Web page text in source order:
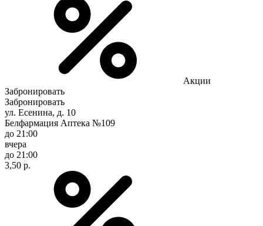
Акции
Забронировать
Забронировать
ул. Есенина, д. 10
Белфармация Аптека №109
до 21:00
вчера
до 21:00
3,50 р.